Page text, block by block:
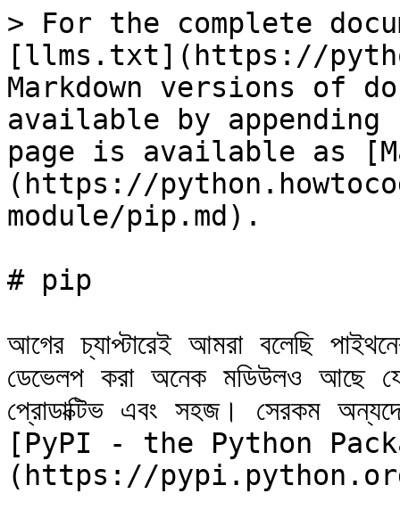
> For the complete
[llms.txt](https://
Markdown versions of
available by
page is available as
(https://
module/pip.md).
# pip
আগের চ্যাপ্টারেই আমরা বলেছি
ডেভেলপ করা অনেক মডিউলও আছে
প্রোডাক্টিভ এবং সহজ। সেরকম
[PyPI - the Python
(https://